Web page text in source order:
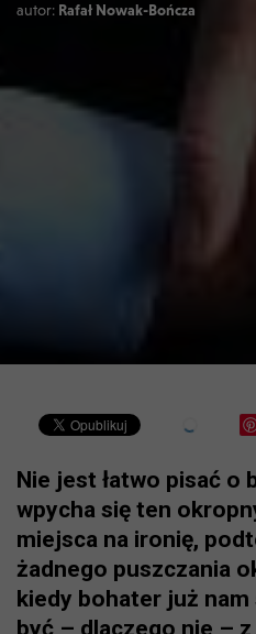
autor: Rafał Nowak-Bończa
Nie jest łatwo pisać o
wpycha się ten
miejsca na ironię,
żadnego puszczania
kiedy bohater już
być – dlaczego nie –